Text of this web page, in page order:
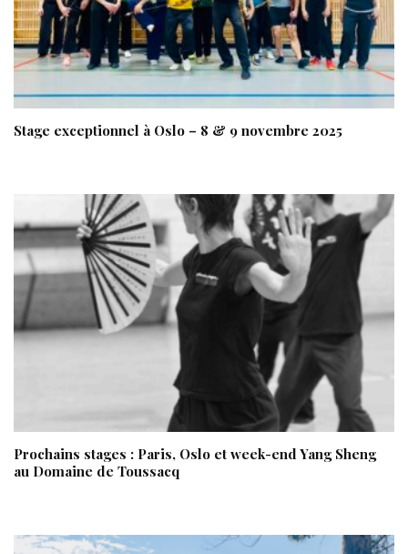
Stage exceptionnel à Oslo – 8 & 9 novembre 2025
Prochains stages : Paris, Oslo et week-end Yang Sheng
au Domaine de Toussacq